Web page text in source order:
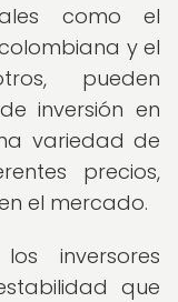
como el
y el
pueden
inversión en
variedad de
precios,
el mercado.
inversores
que